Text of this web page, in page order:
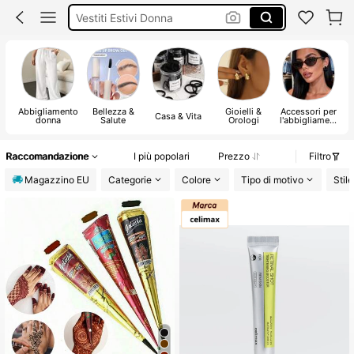
Squishy
Costumi Mare Donna
Abbigliamento
donna
Bellezza &
Salute Casa & Vita Gioielli &
Orologi
Accessori per
l'abbigliament
Raccomandazione I più popolari Prezzo
Filtro
Magazzino EU
Categorie Colore Tipo di motivo Stile